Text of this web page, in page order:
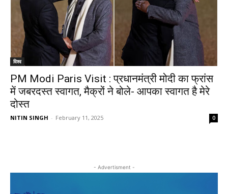
विश्व
PM Modi Paris Visit : प्रधानमंत्री मोदी का फ्रांस
में जबरदस्त स्वागत, मैक्रों ने बोले- आपका स्वागत है मेरे
दोस्त
NITIN SINGH - February 11, 2025 0
- Advertisment -